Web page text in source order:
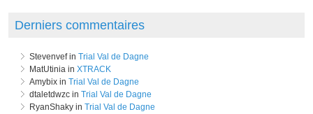
Derniers commentaires
Stevenvef in Trial Val de Dagne
MatUtinia in XTRACK
Amybix in Trial Val de Dagne
dtaletdwzc in Trial Val de Dagne
RyanShaky in Trial Val de Dagne